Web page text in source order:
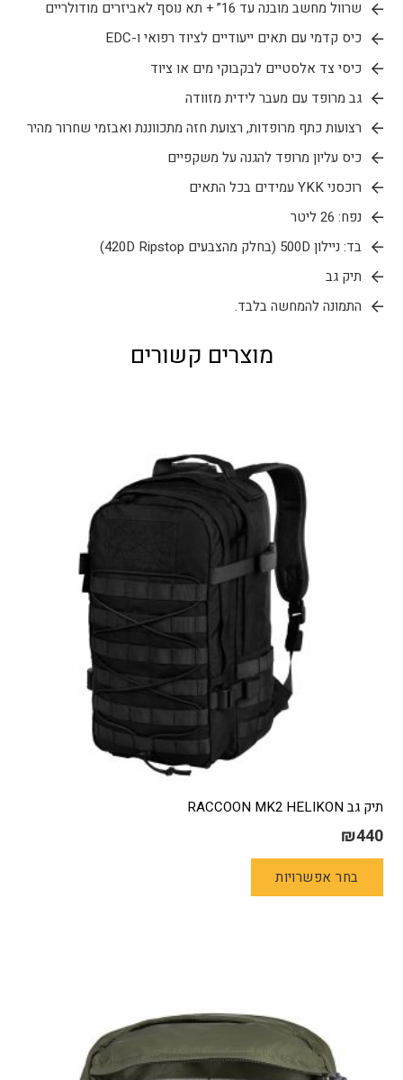
שרוול מחשב מובנה עד 16” + תא נוסף לאביזרים מודולריים
כיס קדמי עם תאים ייעודיים לציוד רפואי ו-EDC
כיסי צד אלסטיים לבקבוקי מים או ציוד
גב מרופד עם מעבר לידית מזוודה
רצועות כתף מרופדות, רצועת חזה מתכווננת ואבזמי שחרור מהיר
כיס עליון מרופד להגנה על משקפיים
רוכסני YKK עמידים בכל התאים
נפח: 26 ליטר
בד: ניילון 500D (בחלק מהצבעים 420D Ripstop)
תיק גב
התמונה להמחשה בלבד.
מוצרים קשורים
תיק גב RACCOON MK2 HELIKON
₪440
בחר אפשרויות
את
בעמוד